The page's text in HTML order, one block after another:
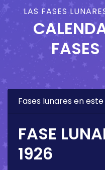
LAS FASES
Fases lunares en
FASE
1926